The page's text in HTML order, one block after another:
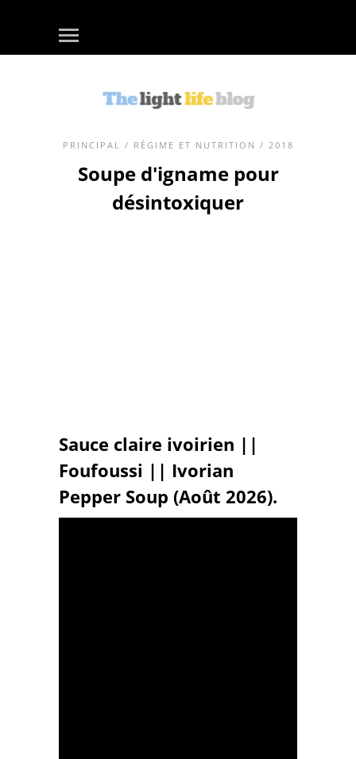
PRINCIPAL / RÉGIME ET NUTRITION / 2018
Soupe d'igname pour
désintoxiquer
Sauce claire ivoirien ||
Foufoussi || Ivorian
Pepper Soup (Août 2026).